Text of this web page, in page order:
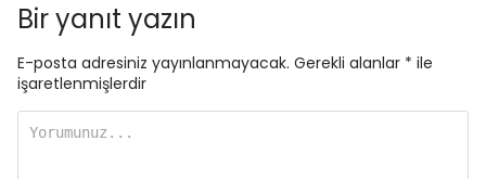
Bir yanıt yazın
E-posta adresiniz yayınlanmayacak. Gerekli alanlar * ile
işaretlenmişlerdir